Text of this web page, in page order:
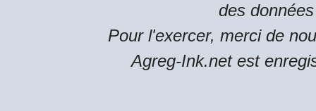
des
Pour l'exercer, merci de
Agreg-Ink.net est